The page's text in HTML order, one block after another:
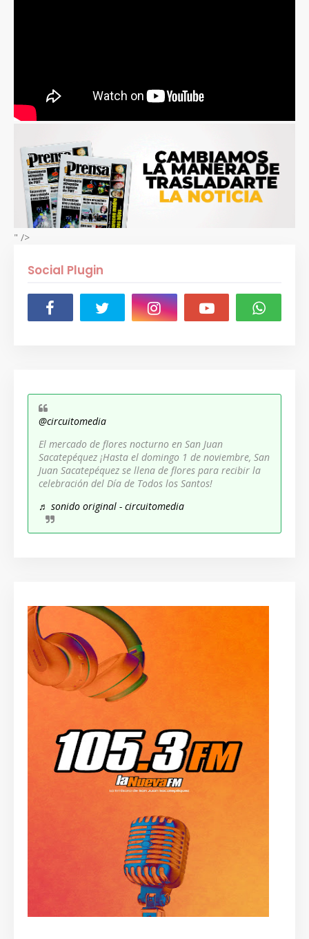
" />
Social Plugin
@circuitomedia
El mercado de flores nocturno en San Juan
Sacatepéquez ¡Hasta el domingo 1 de noviembre, San
Juan Sacatepéquez se llena de flores para recibir la
celebración del Día de Todos los Santos!
♬ sonido original - circuitomedia